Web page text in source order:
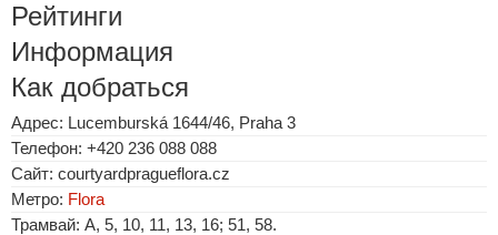
Рейтинги
Информация
Как добраться
Адрес: Lucemburská 1644/46, Praha 3
Телефон: +420 236 088 088
Сайт: courtyardpragueflora.cz
Метро: Flora
Трамвай: A, 5, 10, 11, 13, 16; 51, 58.